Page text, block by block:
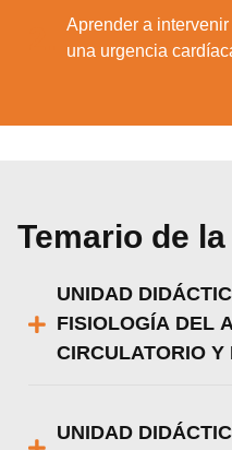
Aprender a
una urgencia
Temario de
UNIDAD
FISIOLOGÍA DEL
CIRCULATORIO Y
UNIDAD